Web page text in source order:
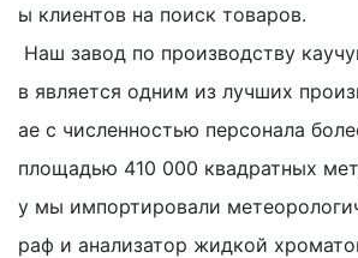
ы клиентов на поиск товаров.
Наш завод по производству
в является одним из лучших
ае с численностью персонала
площадью 410 000 квадратных
у мы импортировали
раф и анализатор жидкой